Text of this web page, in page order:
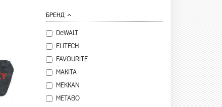
БРЕНД
DeWALT
ELITECH
FAVOURITE
MAKITA
MEKKAN
METABO